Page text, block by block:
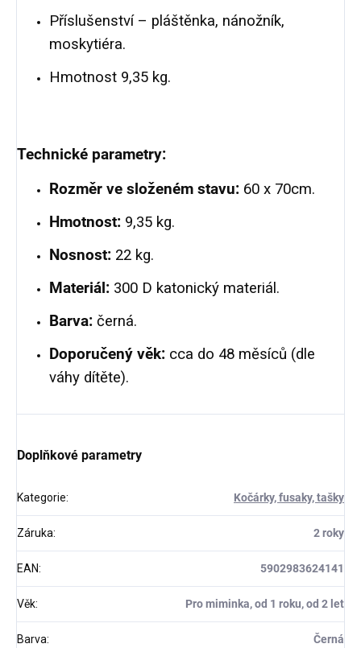
Příslušenství – pláštěnka, nánožník,
moskytiéra.
Hmotnost 9,35 kg.
Technické parametry:
Rozměr ve složeném stavu: 60 x 70cm.
Hmotnost: 9,35 kg.
Nosnost: 22 kg.
Materiál: 300 D katonický materiál.
Barva: černá.
Doporučený věk: cca do 48 měsíců (dle
váhy dítěte).
Doplňkové parametry
Kategorie: Kočárky, fusaky, tašky
Záruka: 2 roky
EAN: 5902983624141
Věk: Pro miminka, od 1 roku, od 2 let
Barva: Černá